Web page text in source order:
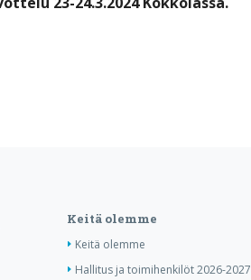
Keitä olemme
Keitä olemme
Hallitus ja toimihenkilöt 2026-2027